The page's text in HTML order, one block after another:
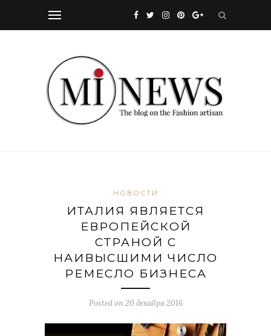
НОВОСТИ
ИТАЛИЯ ЯВЛЯЕТСЯ
ЕВРОПЕЙСКОЙ
СТРАНОЙ С
НАИВЫСШИМИ ЧИСЛО
РЕМЕСЛО БИЗНЕСА
Posted on20 декабря 2016